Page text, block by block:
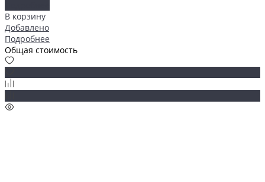
В корзину
Добавлено
Подробнее
Общая стоимость